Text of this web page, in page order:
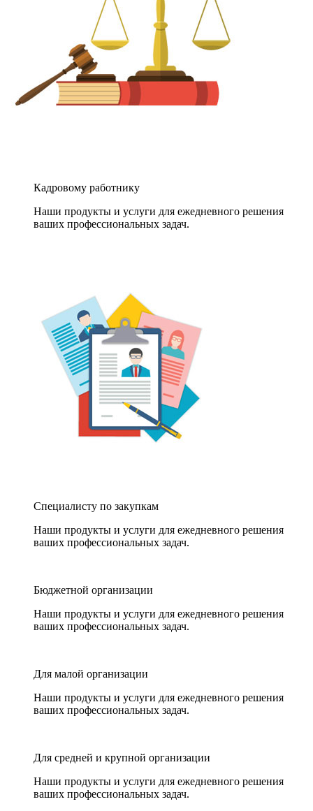
Кадровому работнику
Наши продукты и услуги для ежедневного решения
ваших профессиональных задач.
Специалисту по закупкам
Наши продукты и услуги для ежедневного решения
ваших профессиональных задач.
Бюджетной организации
Наши продукты и услуги для ежедневного решения
ваших профессиональных задач.
Для малой организации
Наши продукты и услуги для ежедневного решения
ваших профессиональных задач.
Для средней и крупной организации
Наши продукты и услуги для ежедневного решения
ваших профессиональных задач.